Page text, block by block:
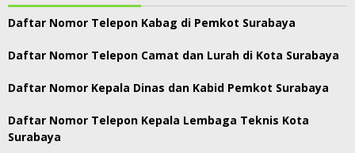
Daftar Nomor Telepon Kabag di Pemkot Surabaya
Daftar Nomor Telepon Camat dan Lurah di Kota Surabaya
Daftar Nomor Kepala Dinas dan Kabid Pemkot Surabaya
Daftar Nomor Telepon Kepala Lembaga Teknis Kota
Surabaya